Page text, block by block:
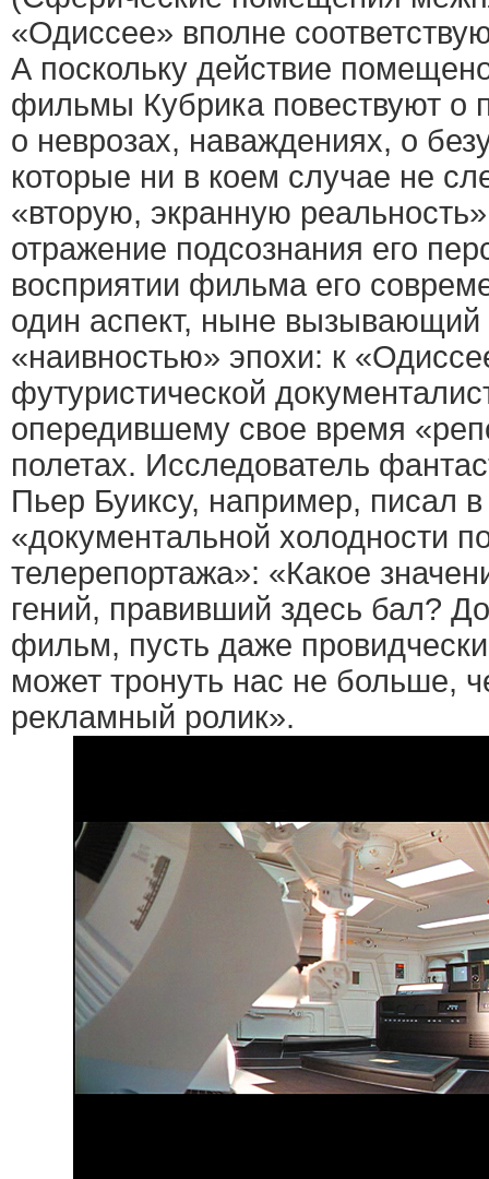
«Одиссее» вполне
А поскольку действие
фильмы Кубрика повествуют о
о неврозах, наваждениях, о
которые ни в коем случае не
«вторую, экранную
отражение подсознания его
восприятии фильма его
один аспект, ныне
«наивностью» эпохи: к
футуристической
опередившему свое время
полетах. Исследователь
Пьер Буиксу, например, писал в
«документальной холодности
телерепортажа»: «Какое
гений, правивший здесь бал?
фильм, пусть даже
может тронуть нас не больше,
рекламный ролик».